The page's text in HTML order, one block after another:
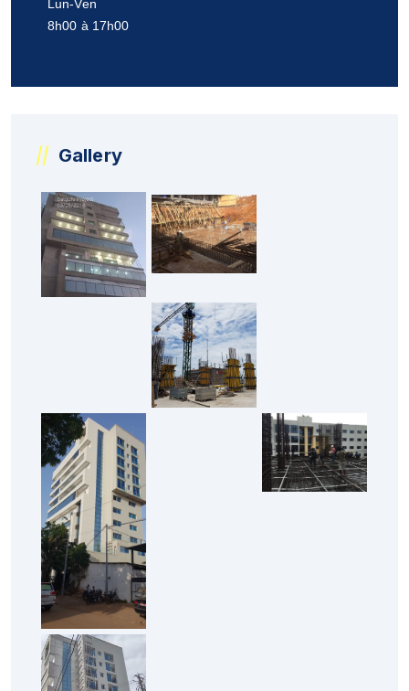
Lun-Ven
8h00 à 17h00
Gallery